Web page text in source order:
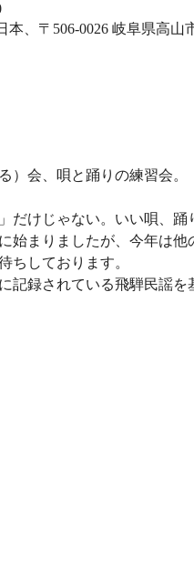
、〒506-0026 岐阜県高山
）会、唄と踊りの練習会。
だけじゃない。いい唄、
始まりましたが、今年は
ちしております。
記録されている飛騨民謡を